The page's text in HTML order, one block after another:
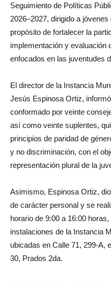
Seguimiento de Políticas
2026–2027, dirigido a
propósito de fortalecer la
implementación y evaluación
enfocados en las juventudes
El director de la Instancia
Jesús Espinosa Ortiz,
conformado por veinte
así como veinte suplentes,
principios de paridad de
y no discriminación, con el
representación plural de la
Asimismo, Espinosa Ortiz,
de carácter personal y se
horario de 9:00 a 16:00
instalaciones de la Instancia
ubicadas en Calle 71, 299-A,
30, Prados 2da.